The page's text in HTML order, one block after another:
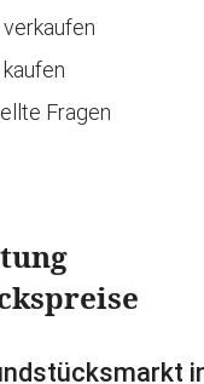
Fragen